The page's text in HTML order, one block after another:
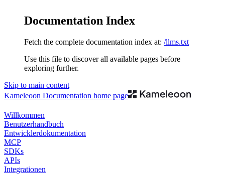
Documentation Index
Fetch the complete documentation index at: /llms.txt
Use this file to discover all available pages before
exploring further.
Skip to main content
Kameleoon Documentation home page
Willkommen
Benutzerhandbuch
Entwicklerdokumentation
MCP
SDKs
APIs
Integrationen